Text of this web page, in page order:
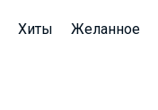
Хиты Желанное